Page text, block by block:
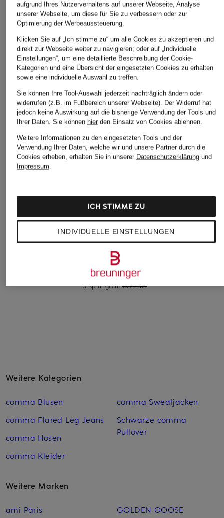
Hemdbluse
lilienfels
Hemdbluse AURELIO
aus Leinen
CHF 139
Ursprünglich:CHF 159
Smith & Soul
Hemdbluse
Weitere Kategorien
comma Blusen
comma Flared Leg Jeans
comma Hosen
comma Kleider
comma Sweatjacken
Schwarze comma
Pullover
Weitere Marken
ami Paris
GOLDEN GOOSE
aufgrund Ihres Nutzerverhaltens auf unserer Webseite, Analyse
unserer Webseite, um diese für Sie zu verbessern oder zur
Optimierung der Werbeaussteuerung.
Klicken Sie auf „Ich stimme zu“ um alle Cookies zu akzeptieren und
direkt zur Webseite weiter zu navigieren; oder auf „Individuelle
Einstellungen“, um eine detaillierte Beschreibung der Cookie-
Kategorien und eine Übersicht der eingesetzten Cookies zu erhalten
sowie eine individuelle Auswahl zu treffen.
Sie können Ihre Tool-Auswahl jederzeit nachträglich ändern oder
widerrufen (z.B. im Fußbereich unserer Webseite). Der Widerruf hat
jedoch keine Auswirkung auf die bisherige Verwendung der Tools und
Ihrer Daten. Sie können hierden Einsatz von Cookies ablehnen.
Weitere Informationen zu den eingesetzten Tools und der
Verwendung Ihrer Daten, welche wir und unsere Partner durch die
Cookies erheben, erhalten Sie in unserer Datenschutzerklärungund
Impressum.
INDIVIDUELLE EINSTELLUNGEN
ICH STIMME ZU